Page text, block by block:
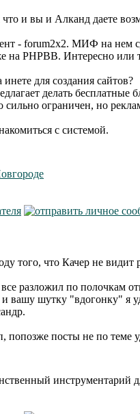
и вы и Алканд даете
- forum2x2. МИФ на нем
на PHPBB. Интересно или
для создания сайтов?
делать бесплатные
ограничен, но
с системой.
того, что Качер не
разложил по полочкам
и вашу шутку "вдогонку" я
попозже посты не по теме
инструментарий